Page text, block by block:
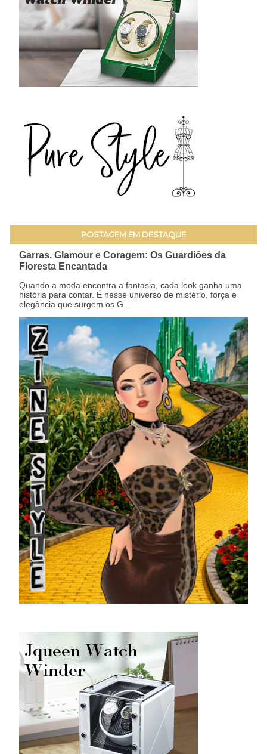
POSTAGEM EM DESTAQUE
Garras, Glamour e Coragem: Os Guardiões da
Floresta Encantada
Quando a moda encontra a fantasia, cada look ganha uma
história para contar. É nesse universo de mistério, força e
elegância que surgem os G...